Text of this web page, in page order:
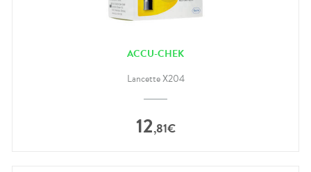
ACCU-CHEK
Lancette X204
12,81€